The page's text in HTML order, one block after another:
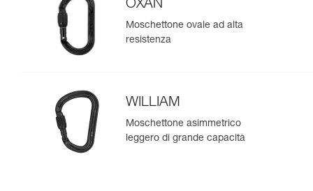
OXAN
Moschettone ovale ad alta
resistenza
WILLIAM
Moschettone asimmetrico
leggero di grande capacità